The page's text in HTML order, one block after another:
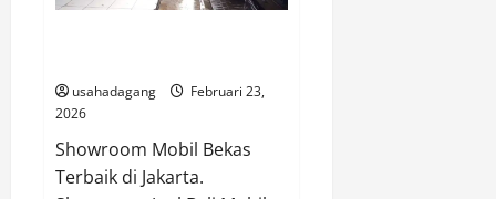
usahadagang
Februari 23,
2026
Showroom Mobil Bekas
Terbaik di Jakarta.